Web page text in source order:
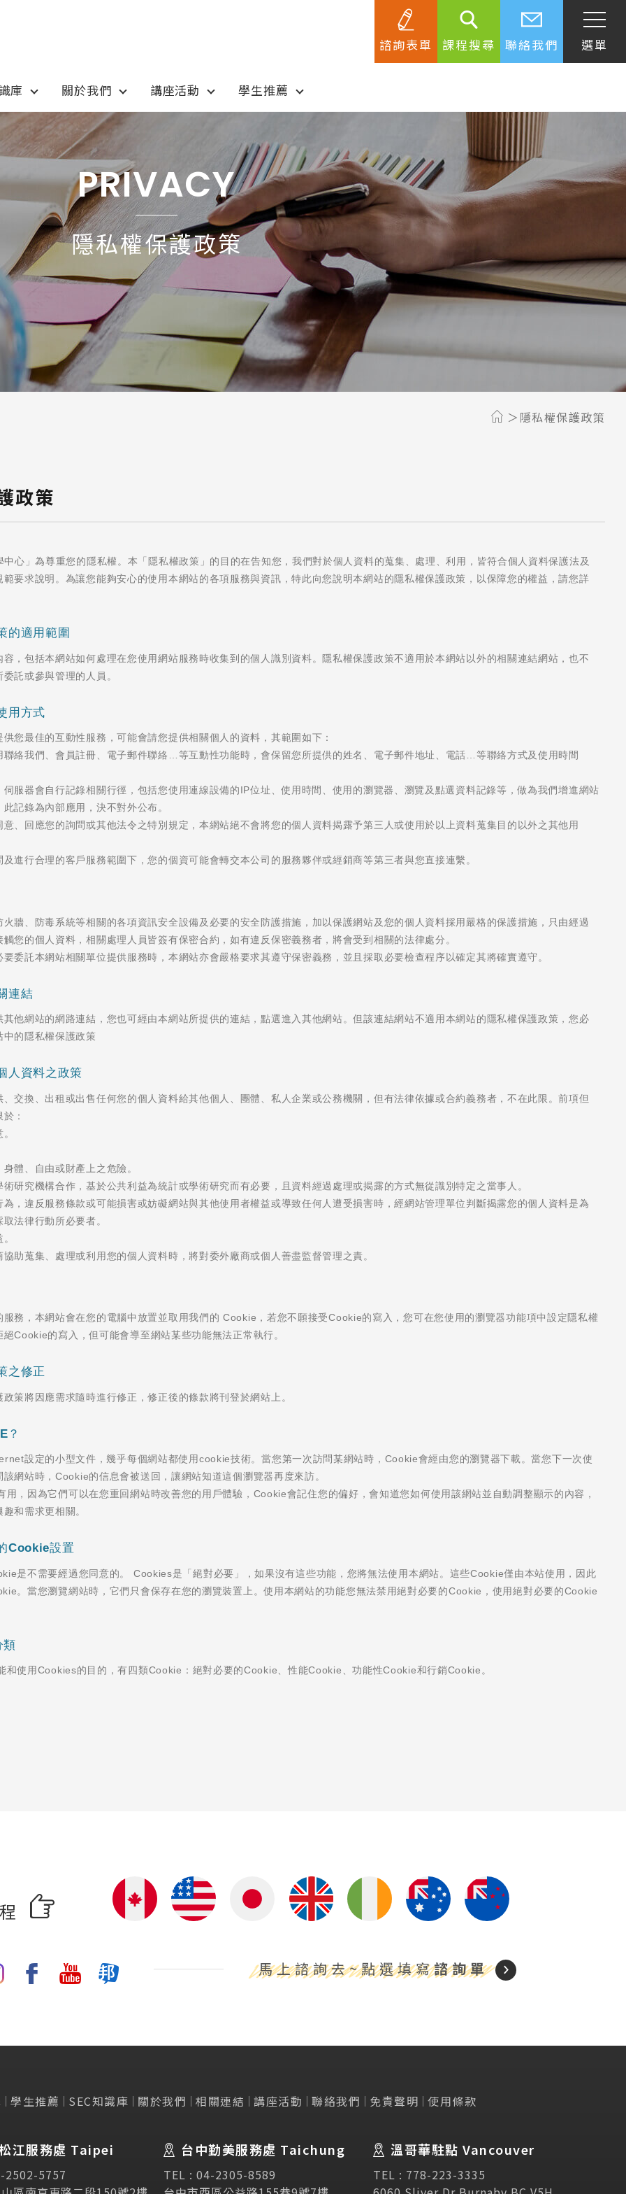
諮詢表單 課程搜尋 聯絡我們 選單
庫 關於我們 講座活動 學生推薦
： 護理 加拿大RO 任意門 遊學團 教育學區 Pathway
最新優惠
愛爾蘭IRELAND
Zealand
/ 其他 Others
Program 課程選擇
語言學校
國高中小學校
專業技職｜海外工讀
寒暑假遊學團
學士碩士
SEC 知識庫
關於簽證
生活資訊
跟著遊學大使看世界
學習要領
工作規範
生涯規劃
Us 關於我們
SEC 講座活動
講座資訊
SEC加拿大當地活動
獎學金資訊
Testimonial
Links
PRIVACY
隱私權保護政策
隱私權保護政策
政策
馬上諮詢去~點選填寫諮詢單
學生推薦 SEC知識庫 關於我們 相關連結 講座活動 聯絡我們 免責聲明 使用條款
江服務處 Taipei
2502-5757
台中勤美服務處 Taichung
TEL : 04-2305-8589
溫哥華駐點 Vancouver
TEL : 778-223-3335